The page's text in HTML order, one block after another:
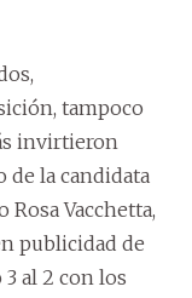
tampoco
invirtieron
de la candidata
Vacchetta,
publicidad de
al 2 con los